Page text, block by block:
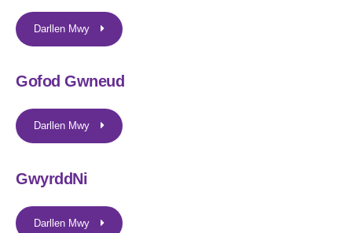
Darllen Mwy
Gofod Gwneud
Darllen Mwy
GwyrddNi
Darllen Mwy